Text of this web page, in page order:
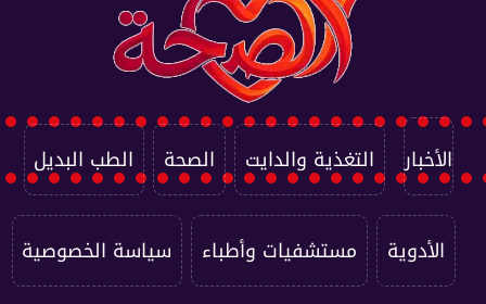
الأخبار التغذية والدايت الصحة الطب البديل
الأدوية مستشفيات وأطباء سياسة الخصوصية